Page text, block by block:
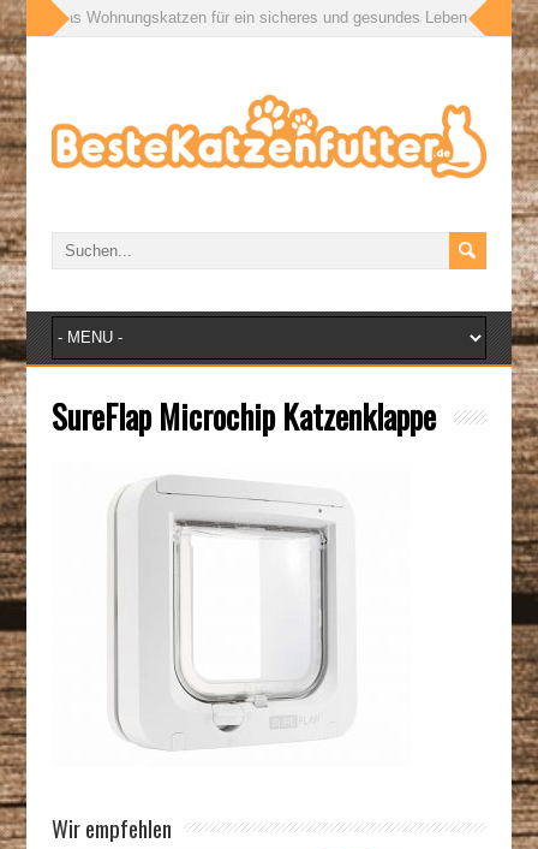
Was Wohnungskatzen für ein sicheres und gesundes Leben wirklich
SureFlap Microchip Katzenklappe
Wir empfehlen